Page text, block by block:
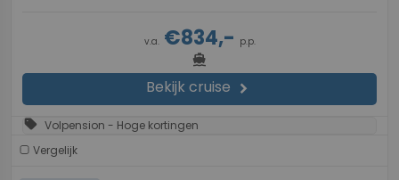
v.a.€834,- p.p.
directions_boat
Bekijk cruise chevron_right
sell Volpension - Hoge kortingen
Vergelijk